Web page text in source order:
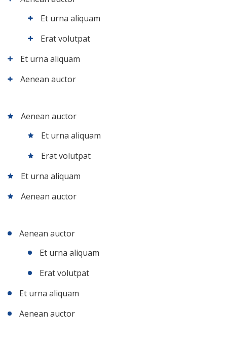
Et urna aliquam
Erat volutpat
Et urna aliquam
Aenean auctor
Aenean auctor
Et urna aliquam
Erat volutpat
Et urna aliquam
Aenean auctor
Aenean auctor
Et urna aliquam
Erat volutpat
Et urna aliquam
Aenean auctor